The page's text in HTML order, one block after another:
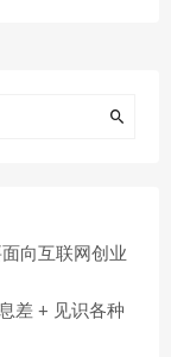
向互联网创业
差 + 见识各种